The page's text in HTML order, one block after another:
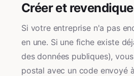
Créer et
Si votre entreprise n'a pas
en une. Si une fiche existe
des données publiques),
postal avec un code envoyé